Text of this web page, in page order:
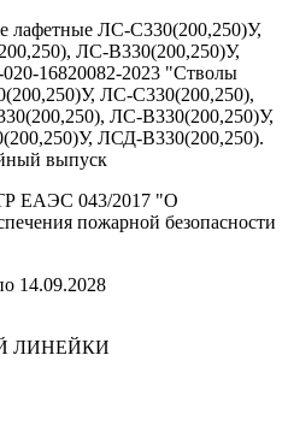
лафетные ЛС-С330(200,250)У,
ЛС-В330(200,250)У,
16820082-2023 "Стволы
ЛС-С330(200,250),
ЛС-В330(200,250)У,
ЛСД-В330(200,250).
выпуск
ТР ЕАЭС 043/2017 "О
пожарной безопасности
14.09.2028
ЛИНЕЙКИ